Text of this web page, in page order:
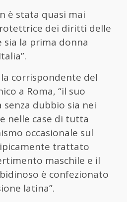
è stata quasi mai
dei diritti delle
la prima donna
corrispondente del
a Roma, “il suo
dubbio sia nei
nelle case di tutta
occasionale sul
trattato
maschile e il
è confezionato
latina”.